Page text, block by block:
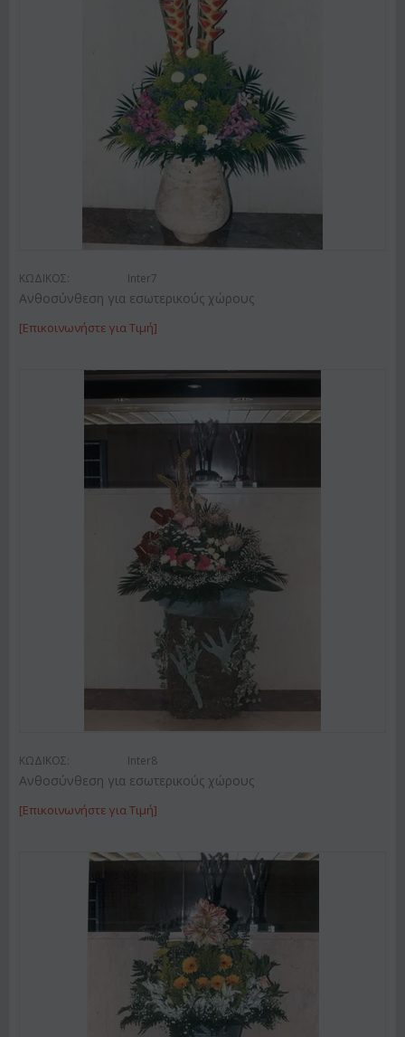
ΚΩΔΙΚΟΣ: Inter7
Ανθοσύνθεση για εσωτερικούς χώρους
[Επικοινωνήστε για Τιμή]
ΚΩΔΙΚΟΣ: Inter8
Ανθοσύνθεση για εσωτερικούς χώρους
[Επικοινωνήστε για Τιμή]